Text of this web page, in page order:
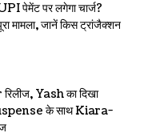
पेमेंट पर लगेगा चार्ज?
मामला, जानें किस ट्रांजैक्शन
Yash का दिखा
के साथ Kiara-